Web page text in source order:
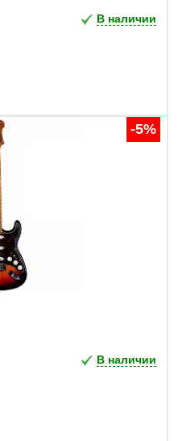
В наличии
-5%
В наличии